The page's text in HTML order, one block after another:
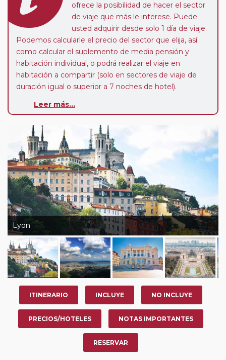
ofrece la posibilidad de hacer el sector
de viaje que más le interese. Puede
usted adquirir desde solo 1 día de viaje.
Podemos calcularle el precio del sector que elija, así
como calcular el suplemento de media pensión y
habitación individual, o podrá realizar el viaje en
habitación a compartir (solo en sectores de viaje de
duración igual o superior a 7 noches de hotel).
Paradas en Ruta:
su viaje, en la ciudad que desee por período de 1, 3, 4 o
7 noches según circuito y fechas de salida. Es
fundamental que el circuito tenga salida posterior a la
fecha escogida y permita la salida deseada. El
suplemento por parada efectuada es de 40 Euros/52
Dólares por persona. Si la parada se realiza para tomar
otro circuito del mismo proveedor no se abonará este
suplemento.
Pasajero Club:este circuito, en cualquier época del
año, ofrece a los pasajeros que ya hayan viajado con
nosotros en los últimos 3 años y que pertenezcan a
nuestro Club de Pasajeros (cuya obtención se realiza
tras rellenar el cuestionario de satisfacción en "Mi viaje")
o los que estén en luna de miel contarán con un
descuento del 5%.
Leer más...
Lyon
ITINERARIO INCLUYE NO INCLUYE
PRECIOS/HOTELES NOTAS IMPORTANTES
RESERVAR